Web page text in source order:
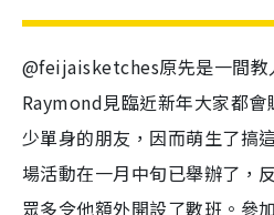
@feijaisketches原先是一間教
Raymond見臨近新年大家都
少單身的朋友，因而萌生了搞
場活動在一月中旬已舉辦了，
眾多令他額外開設了數班。參